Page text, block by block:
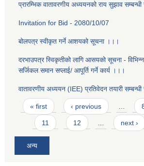
प्रारम्भिक वातावरणीय अध्ययनको राय सुझाव
Invitation for Bid - 2080/10/07
बोलपत्र स्वीकृत गर्ने आशयको सूचना ।।।
दरभाउपत्र स्विकृतीको लागि आसयको सूचना -
सर्जिकल समान सप्लाई/ आपूर्ति गर्ने कार्य ।।।
वातावरणीय अध्ययन (IEE) प्रतिवेदन तयारी
Pages
« first ‹ previous …
11 12 … next ›
अन्य